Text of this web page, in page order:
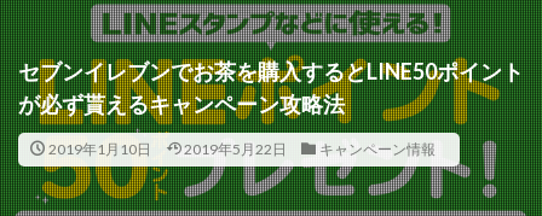
セブンイレブンでお茶を購入するとLINE50ポイント
が必ず貰えるキャンペーン攻略法
2019年1月10日 2019年5月22日 キャンペーン情報